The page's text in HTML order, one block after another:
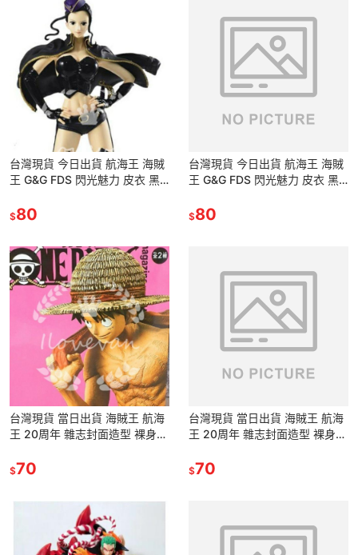
台灣現貨 今日出貨 航海王 海賊
王 G&G FDS 閃光魅力 皮衣 黑
花果實 考古學家
$80
台灣現貨 今日出貨 航海王 海賊
王 G&G FDS 閃光魅力 皮衣 黑
花果實 考古學家
$80
台灣現貨 當日出貨 海賊王 航海
王 20周年 雜志封面造型 裸身
擺件 模型 玩具
$70
台灣現貨 當日出貨 海賊王 航海
王 20周年 雜志封面造型 裸身
擺件 模型 玩具
$70